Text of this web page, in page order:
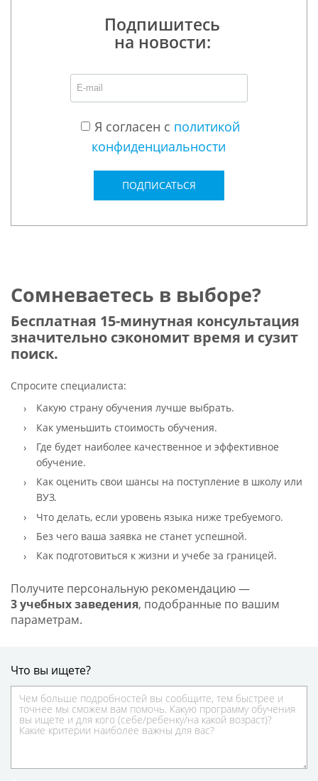
Подпишитесь
на новости:
Я согласен с политикой
конфиденциальности
ПОДПИСАТЬСЯ
Сомневаетесь в выборе?
Бесплатная 15-минутная консультация
значительно сэкономит время и сузит
поиск.
Спросите специалиста:
Какую страну обучения лучше выбрать.
Как уменьшить стоимость обучения.
Где будет наиболее качественное и эффективное
обучение.
Как оценить свои шансы на поступление в школу или
ВУЗ.
Что делать, если уровень языка ниже требуемого.
Без чего ваша заявка не станет успешной.
Как подготовиться к жизни и учебе за границей.
Получите персональную рекомендацию —
3 учебных заведения, подобранные по вашим
параметрам.
Что вы ищете?